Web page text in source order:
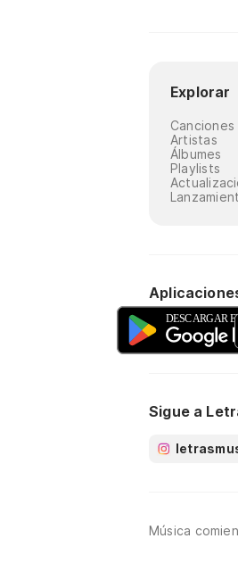
Explorar
Canciones
Artistas
Álbumes
Playlists
Sigue a
Música